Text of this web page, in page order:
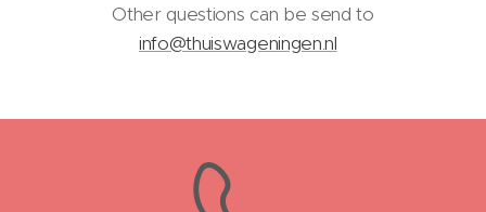
Other questions can be send to
info@thuiswageningen.nl